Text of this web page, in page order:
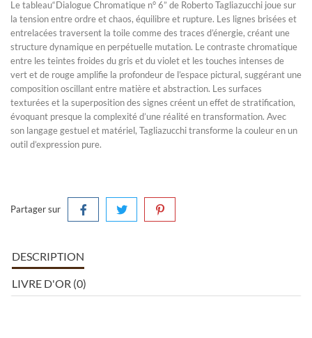
Le tableau“Dialogue Chromatique n° 6” de Roberto Tagliazucchi joue sur
la tension entre ordre et chaos, équilibre et rupture. Les lignes brisées et
entrelacées traversent la toile comme des traces d’énergie, créant une
structure dynamique en perpétuelle mutation. Le contraste chromatique
entre les teintes froides du gris et du violet et les touches intenses de
vert et de rouge amplifie la profondeur de l’espace pictural, suggérant une
composition oscillant entre matière et abstraction. Les surfaces
texturées et la superposition des signes créent un effet de stratification,
évoquant presque la complexité d’une réalité en transformation. Avec
son langage gestuel et matériel, Tagliazucchi transforme la couleur en un
outil d’expression pure.
Partager sur
DESCRIPTION
LIVRE D'OR (0)